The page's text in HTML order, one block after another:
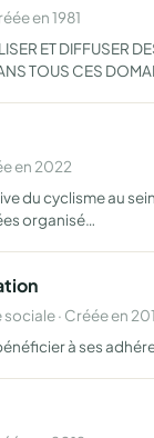
en 1981
ET DIFFUSER
TOUS CES
en 2022
du cyclisme au
organisé…
· Créée en
à ses